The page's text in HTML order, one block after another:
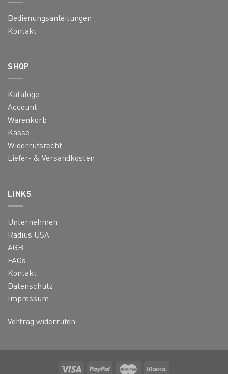
Bedienungsanleitungen
Kontakt
SHOP
Kataloge
Account
Warenkorb
Kasse
Widerrufsrecht
Liefer- & Versandkosten
LINKS
Unternehmen
Radius USA
AGB
FAQs
Kontakt
Datenschutz
Impressum
Vertrag widerrufen